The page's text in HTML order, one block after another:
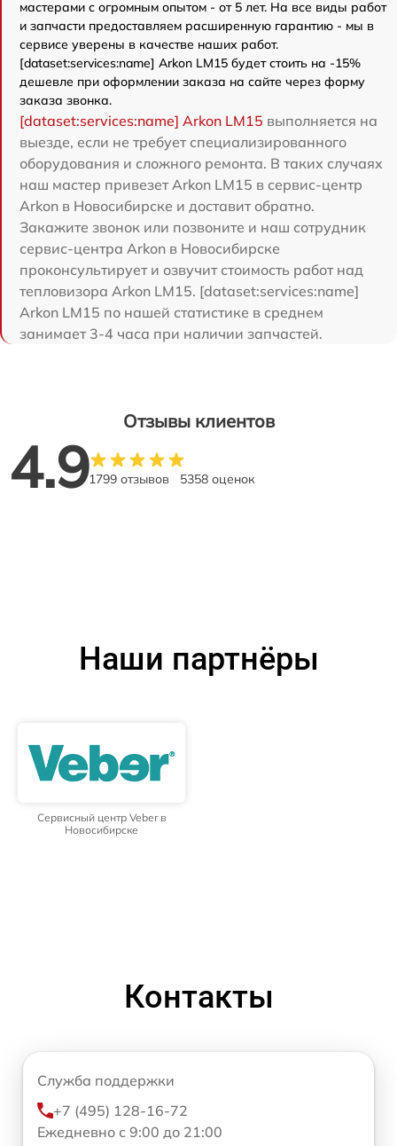
мастерами с огромным опытом - от 5 лет. На все виды работ
и запчасти предоставляем расширенную гарантию - мы в
сервисе уверены в качестве наших работ.
[dataset:services:name] Arkon LM15 будет стоить на -15%
дешевле при оформлении заказа на сайте через форму
заказа звонка.
[dataset:services:name] Arkon LM15 выполняется на
выезде, если не требует специализированного
оборудования и сложного ремонта. В таких случаях
наш мастер привезет Arkon LM15 в сервис-центр
Arkon в Новосибирске и доставит обратно.
Закажите звонок или позвоните и наш сотрудник
сервис-центра Arkon в Новосибирске
проконсультирует и озвучит стоимость работ над
тепловизора Arkon LM15. [dataset:services:name]
Arkon LM15 по нашей статистике в среднем
занимает 3-4 часа при наличии запчастей.
Отзывы клиентов
4.91799 отзывов 5358 оценок
Наши партнёры
Сервисный центр Veber в
Новосибирске
Контакты
Служба поддержки
+7 (495) 128-16-72
Ежедневно с 9:00 до 21:00